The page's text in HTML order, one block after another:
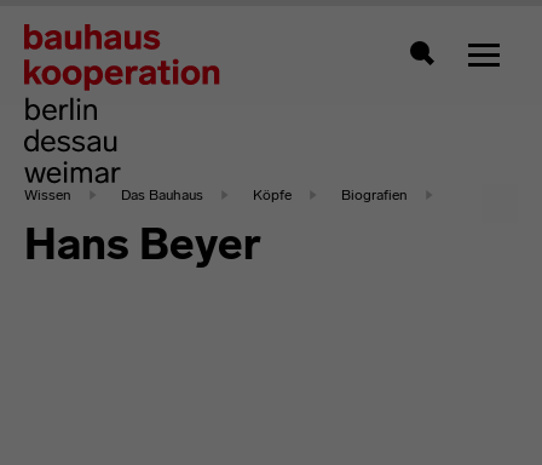
Zeigt
Wissen Das Bauhaus Köpfe Biografien
Hans Beyer